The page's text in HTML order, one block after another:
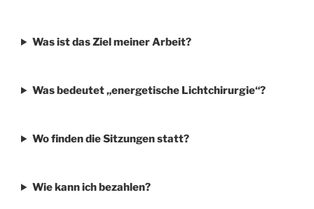
Was ist das Ziel meiner Arbeit?
Was bedeutet „energetische Lichtchirurgie“?
Wo finden die Sitzungen statt?
Wie kann ich bezahlen?